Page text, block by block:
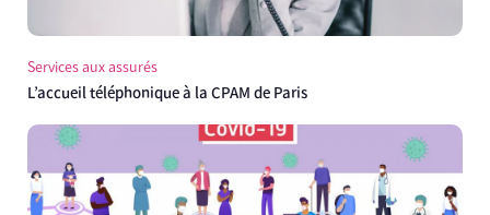
Services aux assurés
L’accueil téléphonique à la CPAM de Paris